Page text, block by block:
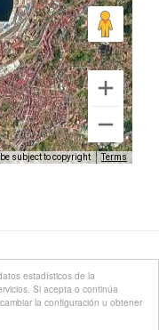
estadísticos de la
Si acepta o continúa
la configuración u obtener
be subject to copyright Terms